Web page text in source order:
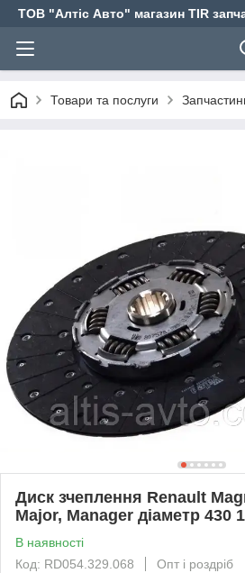
ТОВ "Алтіс Авто" магазин TIR
Товари та послуги
Диск зчеплення Renault
Major, Manager діаметр 430
В наявності
Код: RD054.329.068
Опт і роздріб